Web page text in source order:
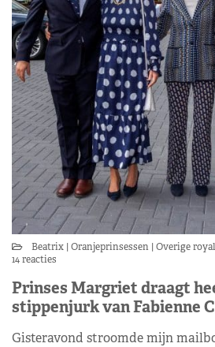
Beatrix Oranjeprinsessen Overige
14 reacties
Prinses Margriet draagt
stippenjurk van Fabienne
Gisteravond stroomde mijn